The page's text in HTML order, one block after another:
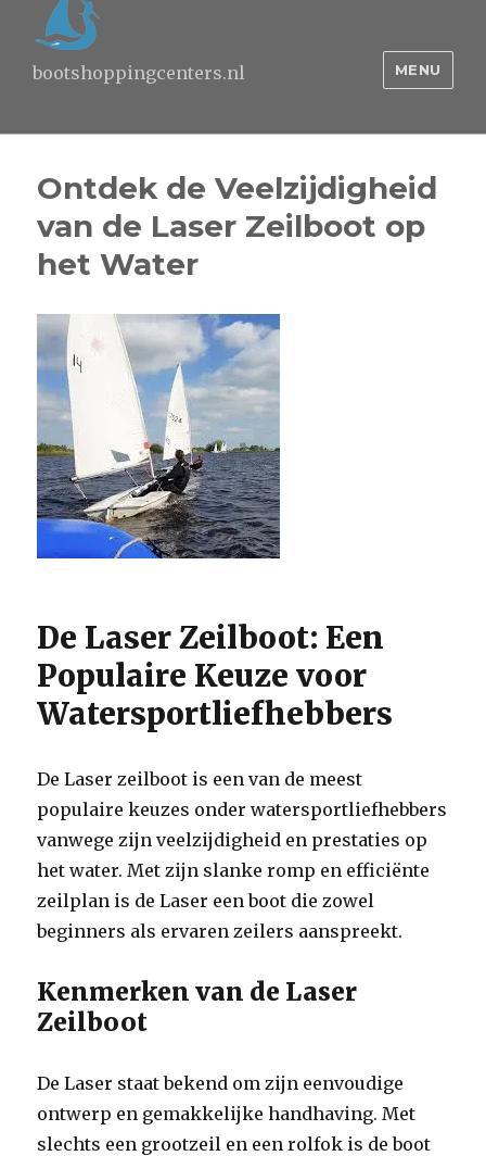
bootshoppingcenters.nl MENU
Ontdek de Veelzijdigheid
van de Laser Zeilboot op
het Water
De Laser Zeilboot: Een
Populaire Keuze voor
Watersportliefhebbers
De Laser zeilboot is een van de meest
populaire keuzes onder watersportliefhebbers
vanwege zijn veelzijdigheid en prestaties op
het water. Met zijn slanke romp en efficiënte
zeilplan is de Laser een boot die zowel
beginners als ervaren zeilers aanspreekt.
Kenmerken van de Laser
Zeilboot
De Laser staat bekend om zijn eenvoudige
ontwerp en gemakkelijke handhaving. Met
slechts een grootzeil en een rolfok is de boot